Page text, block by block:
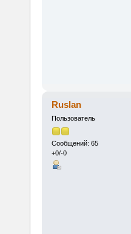
Ruslan
Пользователь
Сообщений: 65
+0/-0